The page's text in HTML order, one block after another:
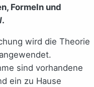
Formeln und
.
wird die Theorie
sind vorhandene
ein zu Hause